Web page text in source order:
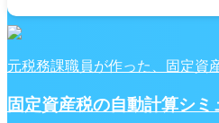
元税務課職員が作った、固定資
固定資産税の自動計算シ